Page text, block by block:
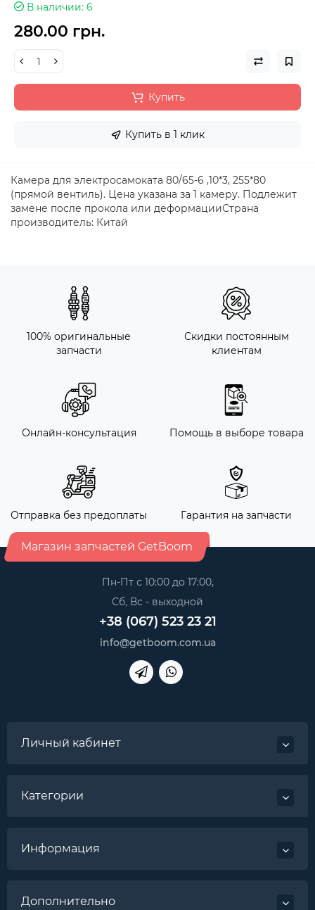
В наличии 6
280.00 грн.
Купить
Купить в 1 клик
Камера для электросамоката 80/65-6 ,10*3, 255*80
(прямой вентиль). Цена указана за 1 камеру. Подлежит
замене после прокола или деформацииСтрана
производитель: Китай
100% оригинальные
запчасти
Скидки постоянным
клиентам
Онлайн-консультация Помощь в выборе товара
Отправка без предоплаты Гарантия на запчасти
Магазин запчастей GetBoom
Пн-Пт с 10:00 до 17:00,
Сб, Вс - выходной
+38 (067) 523 23 21
info@getboom.com.ua
Личный кабинет
Категории
Информация
Дополнительно